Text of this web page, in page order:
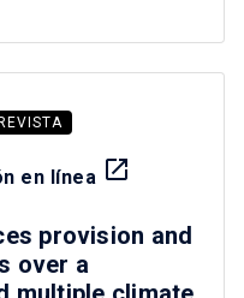
en línea launch
provision and
over a